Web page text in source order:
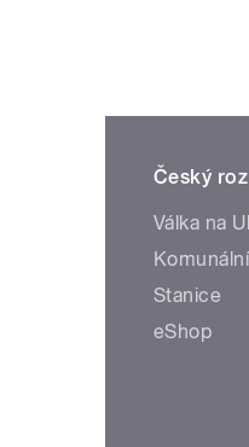
Český
Válka na
Stanice
eShop